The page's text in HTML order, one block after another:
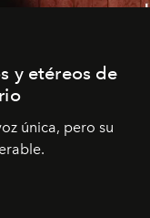
y etéreos de
única, pero su